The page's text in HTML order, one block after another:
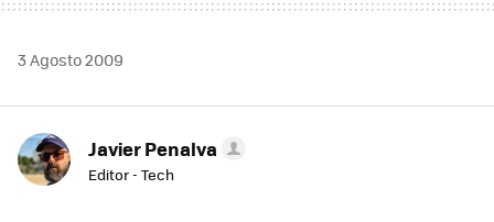
3 Agosto 2009
Javier Penalva
Editor - Tech